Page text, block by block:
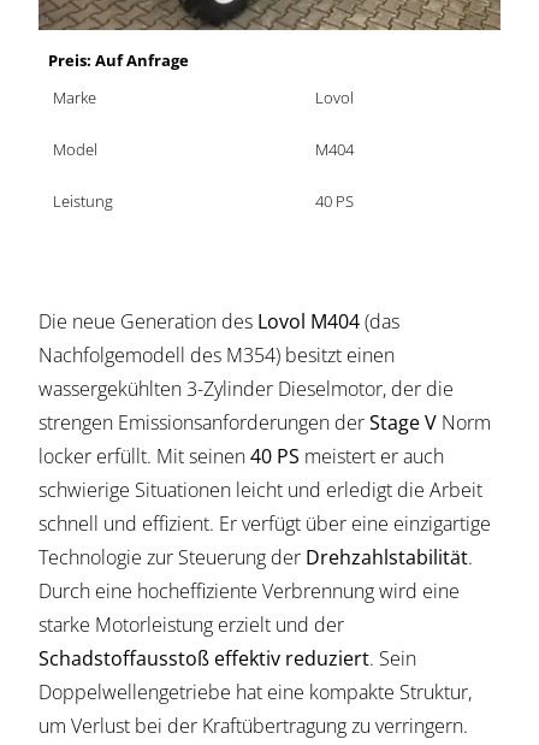
Preis: Auf Anfrage
Marke
Lovol
Model M404
Leistung 40 PS
Die neue Generation des Lovol M404(das
Nachfolgemodell des M354) besitzt einen
wassergekühlten 3-Zylinder Dieselmotor, der die
strengen Emissionsanforderungen derStage V Norm
locker erfüllt. Mit seinen40 PS meistert er auch
schwierige Situationen leicht und erledigt die Arbeit
schnell und effizient. Er verfügt über eine einzigartige
Technologie zur Steuerung der Drehzahlstabilität.
Durch eine hocheffiziente Verbrennung wird eine
starke Motorleistung erzielt und der
Schadstoffausstoß effektiv reduziert. Sein
Doppelwellengetriebe hat eine kompakte Struktur,
um Verlust bei der Kraftübertragung zu verringern.